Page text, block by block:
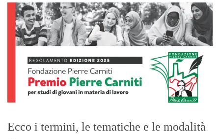
Ecco i termini, le tematiche e le modalità